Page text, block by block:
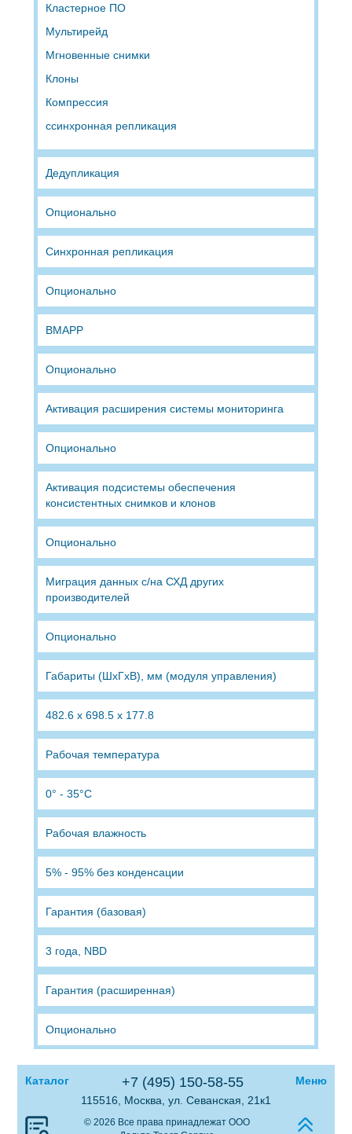
Кластерное ПО
Мультирейд
Мгновенные снимки
Клоны
Компрессия
ссинхронная репликация
Дедупликация
Опционально
Синхронная репликация
Опционально
BMAPP
Опционально
Активация расширения системы мониторинга
Опционально
Активация подсистемы обеспечения
консистентных снимков и клонов
Опционально
Миграция данных с/на СХД других
производителей
Опционально
Габариты (ШхГхВ), мм (модуля управления)
482.6 x 698.5 x 177.8
Рабочая температура
0° - 35°C
Рабочая влажность
5% - 95% без конденсации
Гарантия (базовая)
3 года, NBD
Гарантия (расширенная)
Опционально
Каталог +7 (495) 150-58-55
Меню
115516, Москва, ул. Севанская, 21к1
© 2026 Все права принадлежат ООО